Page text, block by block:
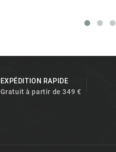
EXPÉDITION RAPIDE
Gratuit à partir de 349 €